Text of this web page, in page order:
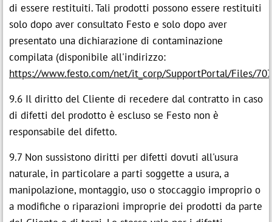
di essere restituiti. Tali prodotti possono essere restituiti
solo dopo aver consultato Festo e solo dopo aver
presentato una dichiarazione di contaminazione
compilata (disponibile all'indirizzo:
https://www.festo.com/net/it_corp/SupportPortal/Files/
9.6 Il diritto del Cliente di recedere dal contratto in caso
di difetti del prodotto è escluso se Festo non è
responsabile del difetto.
9.7 Non sussistono diritti per difetti dovuti all'usura
naturale, in particolare a parti soggette a usura, a
manipolazione, montaggio, uso o stoccaggio improprio o
a modifiche o riparazioni improprie dei prodotti da parte